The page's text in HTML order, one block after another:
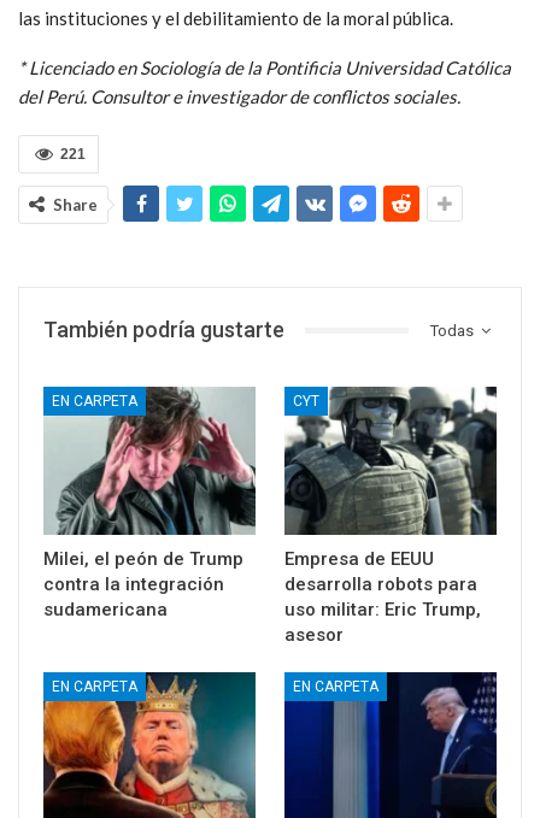
las instituciones y el debilitamiento de la moral pública.
* Licenciado en Sociología de la Pontificia Universidad Católica
del Perú. Consultor e investigador de conflictos sociales.
221
Share
Todas
También podría gustarte
EN CARPETA
Milei, el peón de Trump
contra la integración
sudamericana
CYT
Empresa de EEUU
desarrolla robots para
uso militar: Eric Trump,
asesor
EN CARPETA EN CARPETA